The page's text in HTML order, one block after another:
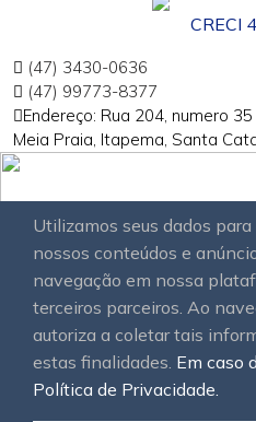
Utilizamos seus dados
nossos conteúdos e
navegação em nossa
terceiros parceiros. Ao
autoriza a coletar tais
estas finalidades. Em caso
Política de Privacidade.
CRECI
(47) 3430-0636
(47) 99773-8377
Endereço: Rua 204, numero
Meia Praia, Itapema, Santa